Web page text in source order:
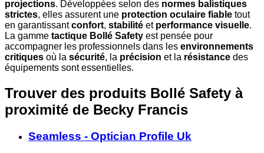
projections. Développées selon des normes balistiques
strictes, elles assurent une protection oculaire fiable tout
en garantissantconfort, stabilité et performance visuelle.
La gamme tactique Bollé Safety est pensée pour
accompagner les professionnels dans les environnements
critiques où la sécurité, la précision et la résistance des
équipements sont essentielles.
Trouver des produits Bollé Safety à
proximité de Becky Francis
Seamless - Optician Profile Uk